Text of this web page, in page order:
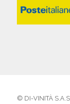
© DI-VINITÀ